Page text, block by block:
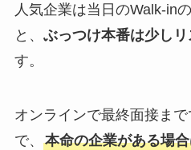
人気企業は当日のWalk-in
と、 ぶっつけ本番は少し
す。
オンラインで最終面接ま
で、 本命の企業がある場